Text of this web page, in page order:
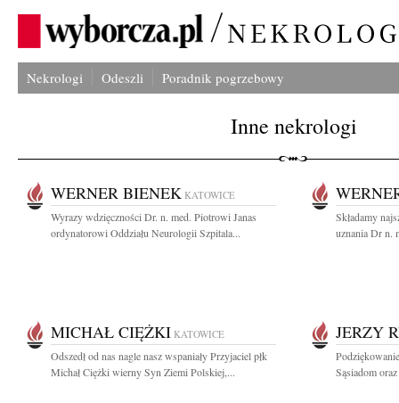
Nekrologi Odeszli Poradnik pogrzebowy
Inne nekrologi
WERNER BIENEK KATOWICE
Wyrazy wdzięczności Dr. n. med. Piotrowi Janas
ordynatorowi Oddziału Neurologii Szpitala...
Składamy
uznania Dr n.
MICHAŁ CIĘŻKI KATOWICE
Odszedł od nas nagle nasz wspaniały Przyjaciel płk
Michał Ciężki wierny Syn Ziemi Polskiej,...
JERZY
Sąsiadom